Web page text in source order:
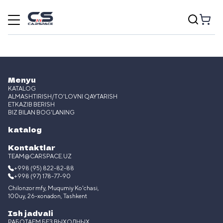
Menyu
KATALOG
ALMASHTIRISH/TO'LOVNI QAYTARISH
ETKAZIB BERISH
BIZ BILAN BOG'LANING
katalog
Kontaktlar
TEAM@CARSPACE.UZ
+998 (95) 822-82-88
+998 (97) 178-77-90
Chilonzor mfy, Muqumiy Ko'chasi,
100uy, 26-xonadon, Tashkent
Ish jadvali